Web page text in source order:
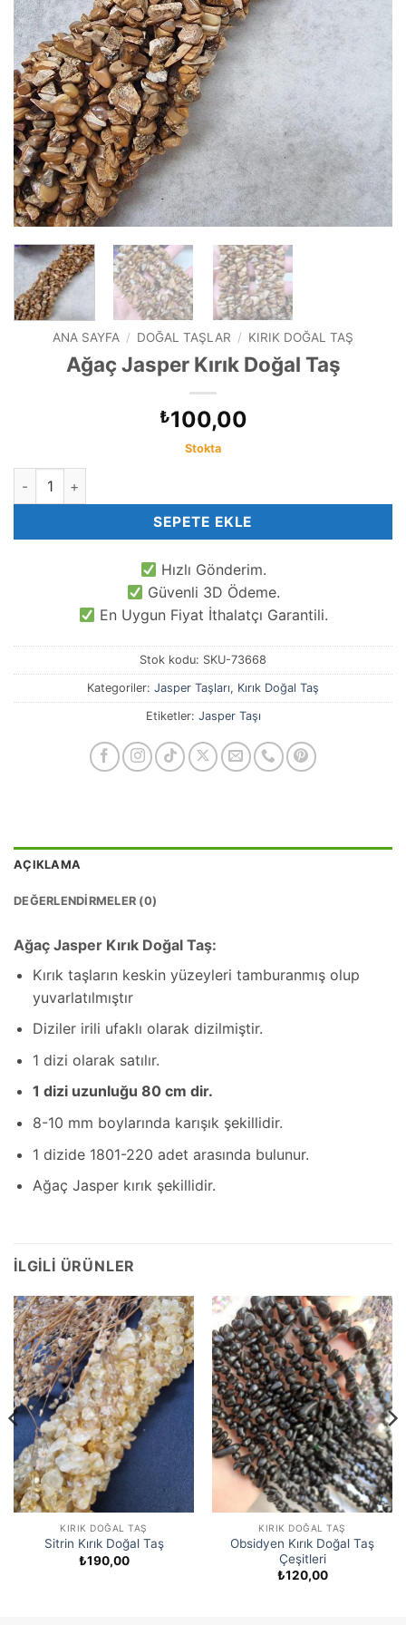
ANA SAYFA / DOĞAL TAŞLAR / KIRIK DOĞAL TAŞ
Ağaç Jasper Kırık Doğal Taş
₺100,00
Stokta
Ağaç Jasper Kırık Doğal Taş adet
SEPETE EKLE
Hızlı Gönderim.
Güvenli 3D Ödeme.
En Uygun Fiyat İthalatçı Garantili.
Stok kodu: SKU-73668
Kategoriler: Jasper Taşları, Kırık Doğal Taş
Etiketler: Jasper Taşı
AÇIKLAMA
DEĞERLENDIRMELER (0)
Ağaç Jasper Kırık Doğal Taş:
Kırık taşların keskin yüzeyleri tamburanmış olup
yuvarlatılmıştır
Diziler irili ufaklı olarak dizilmiştir.
1 dizi olarak satılır.
1 dizi uzunluğu 80 cm dir.
8-10 mm boylarında karışık şekillidir.
1 dizide 1801-220 adet arasında bulunur.
Ağaç Jasper kırık şekillidir.
İLGILI ÜRÜNLER
KIRIK DOĞAL TAŞ
Sitrin Kırık Doğal Taş
₺190,00
KIRIK DOĞAL TAŞ
Obsidyen Kırık Doğal Taş
Çeşitleri
₺120,00